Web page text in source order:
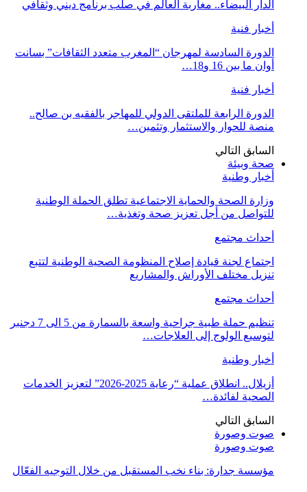
الدار البيضاء.. مغاربة العالم في صلب برنامج ديني وثقافي
أخبار فنية
الدورة السادسة لمهرجان “المغرب متعدد الثقافات” بسانت
أوان ما بين 16 و18…
أخبار فنية
الدورة الرابعة للملتقى الدولي للمهاجر بالفقيه بن صالح..
منصة للحوار والاستثمار وتثمين…
السابق التالي
صحة وبيئة
أخبار وطنية
وزارة الصحة والحماية الاجتماعية تطلق الحملة الوطنية
للتواصل من أجل تعزيز صحة وتغذية…
أحداث مجتمع
اجتماع لجنة قيادة إصلاح المنظومة الصحية الوطنية لتتبع
تنزيل مختلف الأوراش والمشاريع
أحداث مجتمع
تنظيم حملة طبية جراحية واسعة بالسمارة من 5 الى 7 دجنبر
لتوسيع الولوج إلى العلاجات…
أخبار وطنية
أزيلال.. انطلاق عملية “رعاية 2025-2026” لتعزيز الخدمات
الصحية لفائدة…
السابق التالي
صوت وصورة
صوت وصورة
مؤسسة جدارة: بناء نخب المستقبل من خلال التوجيه الفعّال